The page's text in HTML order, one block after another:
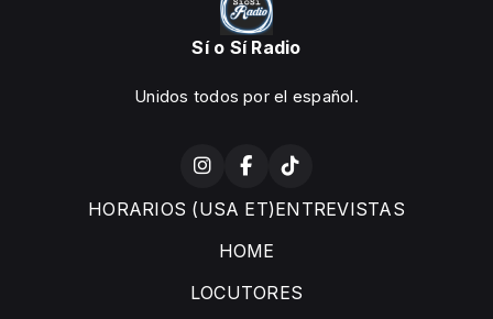
Sí o Sí Radio
Unidos todos por el español.
HORARIOS (USA ET)ENTREVISTAS
HOME
LOCUTORES